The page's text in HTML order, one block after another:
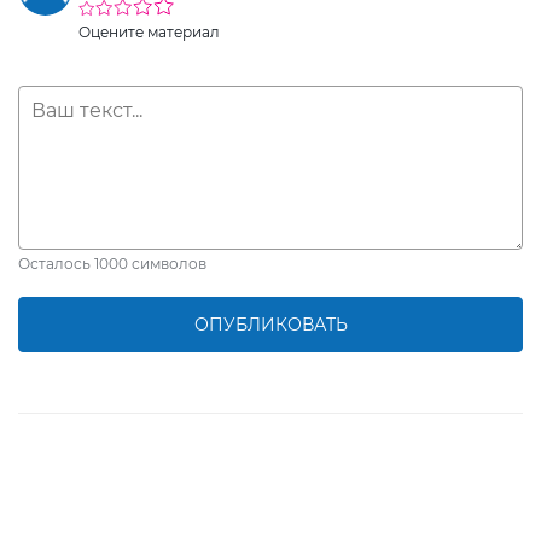
Оцените материал
Осталось 1000 символов
ОПУБЛИКОВАТЬ